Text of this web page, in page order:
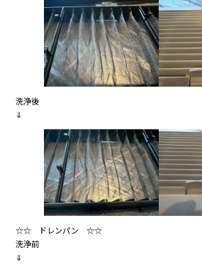
洗浄後
⇓
☆☆ ドレンパン ☆☆
洗浄前
⇓